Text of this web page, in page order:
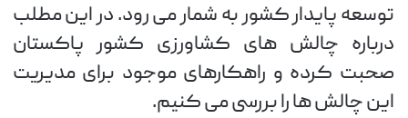
توسعه پایدار کشور به شمار می رود. در این مطلب
درباره چالش های کشاورزی کشور پاکستان
صحبت کرده و راهکارهای موجود برای مدیریت
این چالش ها را بررسی می کنیم.